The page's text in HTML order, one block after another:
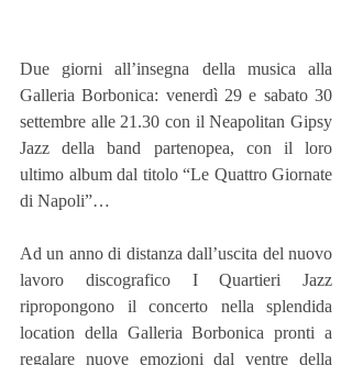
Due giorni all’insegna della musica alla
Galleria Borbonica: venerdì 29 e sabato 30
settembre alle 21.30 con il Neapolitan Gipsy
Jazz della band partenopea, con il loro
ultimo album dal titolo “Le Quattro Giornate
di Napoli”…
Ad un anno di distanza dall’uscita del nuovo
lavoro discografico I Quartieri Jazz
ripropongono il concerto nella splendida
location della Galleria Borbonica pronti a
regalare nuove emozioni dal ventre della